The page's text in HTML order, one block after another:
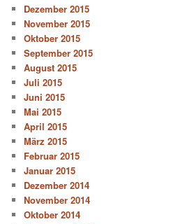
Dezember 2015
November 2015
Oktober 2015
September 2015
August 2015
Juli 2015
Juni 2015
Mai 2015
April 2015
März 2015
Februar 2015
Januar 2015
Dezember 2014
November 2014
Oktober 2014